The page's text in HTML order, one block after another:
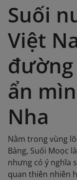
Suối
Việt
ẩn
Nha
Nằm trong vùng
Bàng, Suối Moọc
nhưng có ý nghĩa
quan thiên nhiên